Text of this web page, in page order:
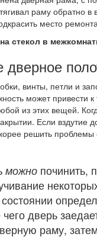
раму обратно
место
стекол в
винты, петли и
может привести
из этих вещей.
Если вздутие
решить
можно починить,
чего дверь
раму,